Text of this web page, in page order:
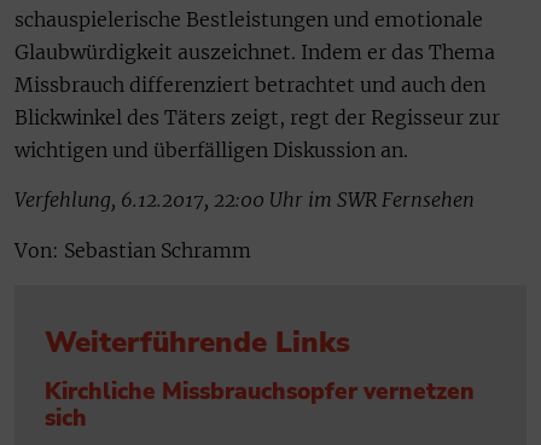
schauspielerische Bestleistungen und emotionale
Glaubwürdigkeit auszeichnet. Indem er das Thema
Missbrauch differenziert betrachtet und auch den
Blickwinkel des Täters zeigt, regt der Regisseur zur
wichtigen und überfälligen Diskussion an.
Verfehlung, 6.12.2017, 22:00 Uhr im SWR Fernsehen
Von: Sebastian Schramm
Weiterführende Links
Kirchliche Missbrauchsopfer vernetzen
sich